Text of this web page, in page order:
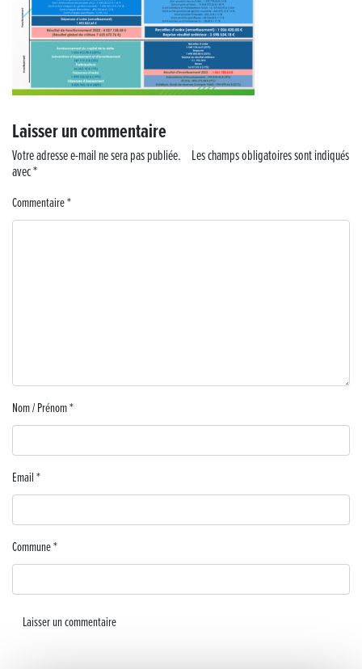
Journée nationale de la Résistance
Dernier coup de pédale pour la Cyclosportive
Carton plein pour la Jog’in Music
Summer Camp NBA Basketball School à Lons-le-Saunier !
🇫🇷✨ Cérémonie de la Victoire du 8 mai
🧗‍♂️ Open d’escalade
Laisser un commentaire
Votre adresse e-mail ne sera pas publiée.
Les champs obligatoires sont indiqués
avec*
Commentaire*
Nom / Prénom*
Email*
Commune*